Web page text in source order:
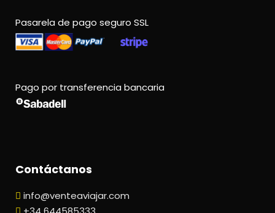
Pasarela de pago seguro SSL
Pago por transferencia bancaria
Contáctanos
info@venteaviajar.com